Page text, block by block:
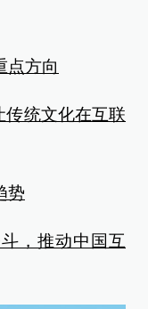
点方向
传统文化在互联
势
，推动中国互